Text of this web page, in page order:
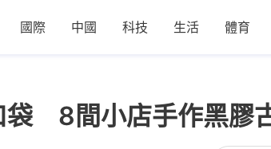
國際 中國 科技 生活 體育
袋 8間小店手作黑膠